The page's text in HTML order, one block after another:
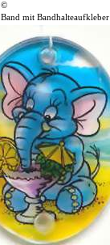
©
Band mit Bandhalteaufkleber